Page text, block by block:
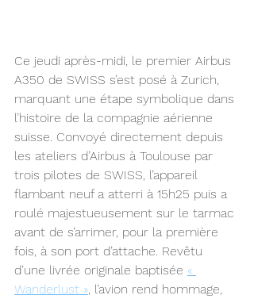
Ce jeudi après-midi, le premier Airbus
A350 de SWISS s’est posé à Zurich,
marquant une étape symbolique dans
l’histoire de la compagnie aérienne
suisse. Convoyé directement depuis
les ateliers d’Airbus à Toulouse par
trois pilotes de SWISS, l’appareil
flambant neuf a atterri à 15h25 puis a
roulé majestueusement sur le tarmac
avant de s’arrimer, pour la première
fois, à son port d’attache. Revêtu
d’une livrée originale baptisée «
Wanderlust », l’avion rend hommage,